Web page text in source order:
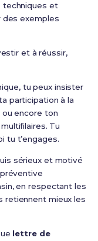
et
des exemples
et à réussir,
tu peux insister
participation à la
ou encore ton
Tu
tu t’engages.
sérieux et motivé
préventive
en respectant les
retiennent mieux les
lettre de